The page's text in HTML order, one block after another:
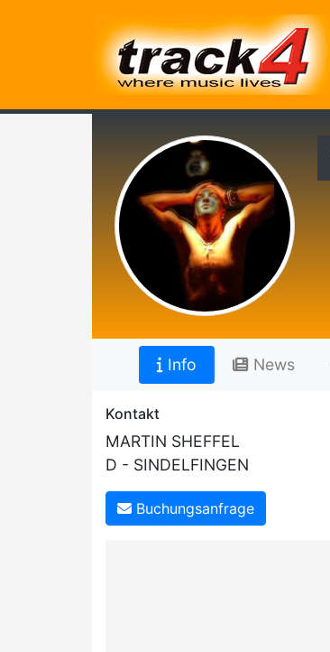
Info News
Kontakt
MARTIN SHEFFEL
D - SINDELFINGEN
Buchungsanfrage